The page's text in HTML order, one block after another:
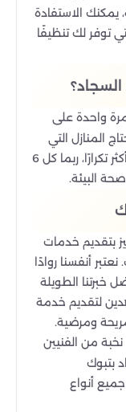
الاستفادة
توفر لك تنظيفًا
مرة واحدة على
قد تحتاج المنازل التي
لديها حيوانات أليفة أو أطفال إلى تنظيف أكثر تكرارًا، ربما كل 6
بتقديم خدمات
أنفسنا روادًا
خبرتنا الطويلة
لتقديم خدمة
ومرضية.
من الفنيين
بتبوك
أنواع